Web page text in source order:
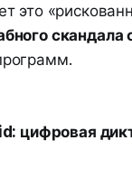
это
скандала
цифровая